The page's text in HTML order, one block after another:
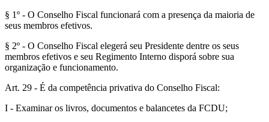
§ 1º - O Conselho Fiscal funcionará com a presença da maioria de
seus membros efetivos.
§ 2º - O Conselho Fiscal elegerá seu Presidente dentre os seus
membros efetivos e seu Regimento Interno disporá sobre sua
organização e funcionamento.
Art. 29 - É da competência privativa do Conselho Fiscal:
I - Examinar os livros, documentos e balancetes da FCDU;